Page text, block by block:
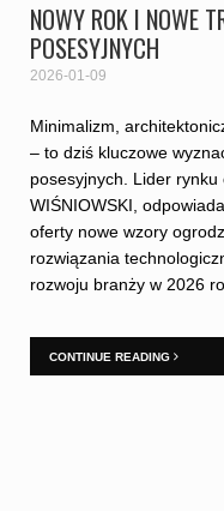
NOWY ROK I NOWE
POSESYJNYCH
2026-01-09
Minimalizm,
– to dziś kluczowe
posesyjnych. Lider
WIŚNIOWSKI,
oferty nowe wzory
rozwiązania
rozwoju branży w 2026
CONTINUE READING